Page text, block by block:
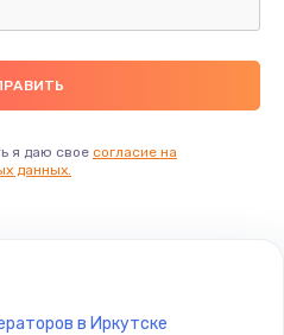
датчиков
руб.
чистка
(экрана)
я даю свое согласие на
данных.
в Иркутске